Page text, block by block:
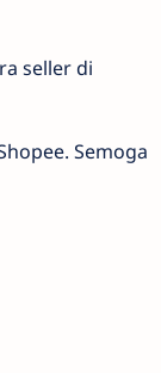
seller di
Semoga